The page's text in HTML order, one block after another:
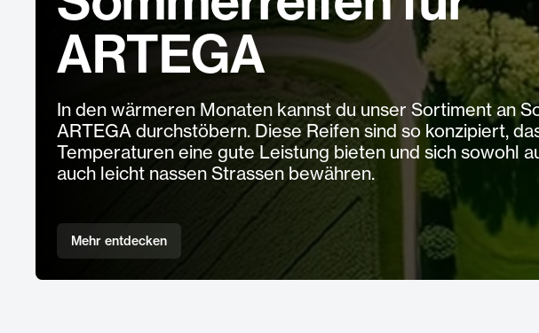
ARTEGA
In den wärmeren Monaten kannst du unser Sortiment an
ARTEGA durchstöbern. Diese Reifen sind so konzipiert,
Temperaturen eine gute Leistung bieten und sich sowohl
auch leicht nassen Strassen bewähren.
Mehr entdecken